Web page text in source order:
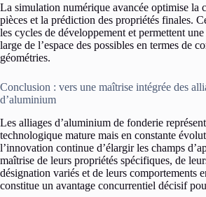
La simulation numérique avancée optimise la
pièces et la prédiction des propriétés finales.
les cycles de développement et permettent
large de l’espace des possibles en termes de
géométries.
Conclusion : vers une maîtrise intégrée des
d’aluminium
Les alliages d’aluminium de fonderie
technologique mature mais en constante
l’innovation continue d’élargir les champs
maîtrise de leurs propriétés spécifiques, de
désignation variés et de leurs comportements
constitue un avantage concurrentiel décisif